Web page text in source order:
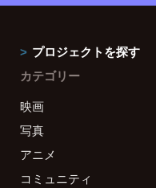
プロジェクトを探す
カテゴリー
映画
写真
アニメ
コミュニティ